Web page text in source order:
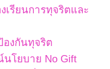
เรียนการทุจริตและ
องกันทุจริต
โยบาย No Gift